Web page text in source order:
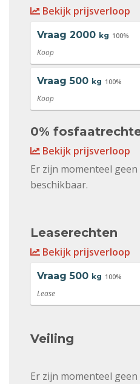
Bekijk prijsverloop
Vraag 2000 kg 100%
Koop
Vraag 500 kg 100%
Koop
0%
Bekijk prijsverloop
Er zijn momenteel
beschikbaar.
Leaserechten
Bekijk prijsverloop
Vraag 500 kg 100%
Lease
Veiling
Er zijn momenteel